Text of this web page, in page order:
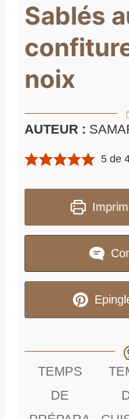
Sablés
noix
AUTEUR :
5 de
TEMPS
DE